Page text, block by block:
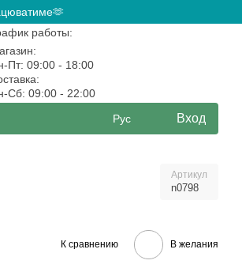
работы:
Пт: 09:00 - 18:00
Сб: 09:00 - 22:00
Рус Вход
Артикул
n0798
К сравнению В желания